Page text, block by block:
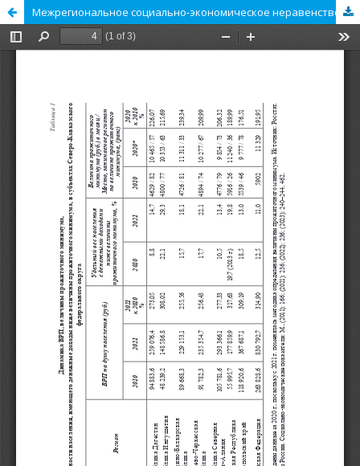
Межрегиональное социально-­экономическое неравенство в России: подходы к измерению и смягчению различий